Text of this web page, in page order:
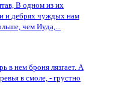
В одном из их
и дебрях чуждых нам
чем Иуда,...
в нем броня лязгает. А
в смоле, - грустно